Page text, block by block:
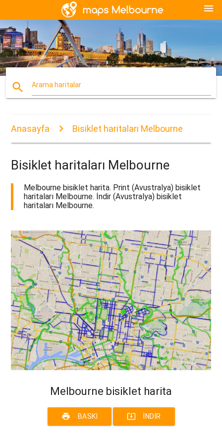
menu
search Arama haritalar
Anasayfa Bisiklet haritaları Melbourne
Bisiklet haritaları Melbourne
Melbourne bisiklet harita. Print (Avustralya) bisiklet
haritaları Melbourne. İndir (Avustralya) bisiklet
haritaları Melbourne.
Melbourne bisiklet harita
print BASKI system_update_alt İNDIR